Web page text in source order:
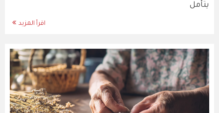
يتأمل
اقرأ المزيد